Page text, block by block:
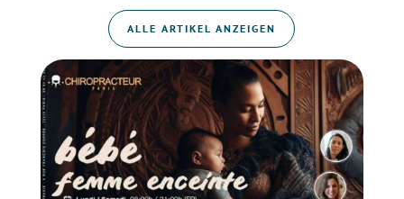
ALLE ARTIKEL ANZEIGEN